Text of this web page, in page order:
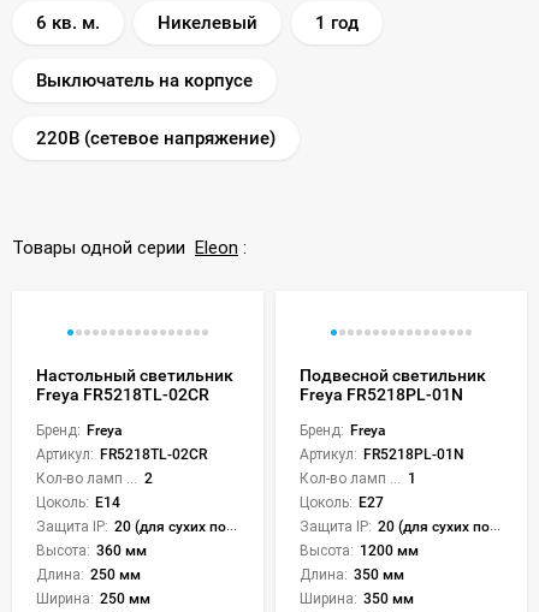
6 кв. м. Никелевый 1 год
Выключатель на корпусе
220В (сетевое напряжение)
Товары одной серии Eleon :
Настольный светильник
Freya FR5218TL-02CR
Бренд: Freya
Артикул: FR5218TL-02CR
2
Цоколь: E14
Защита IP: 20 (для сухих пом.)
Высота: 360 мм
Длина: 250 мм
Ширина: 250 мм
Подвесной светильник
Freya FR5218PL-01N
Бренд: Freya
Артикул: FR5218PL-01N
1
Цоколь: E27
Защита IP: 20 (для сухих пом.)
Высота: 1200 мм
Длина: 350 мм
Ширина: 350 мм